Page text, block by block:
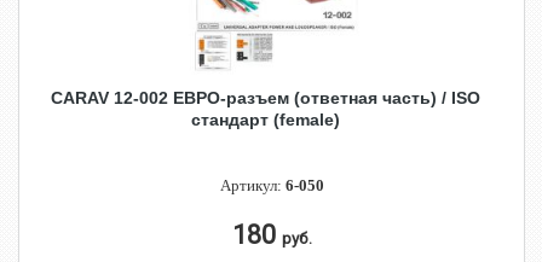
CARAV 12-002 ЕВРО-разъем (ответная часть) / ISO
стандарт (female)
Артикул: 6-050
180 руб.